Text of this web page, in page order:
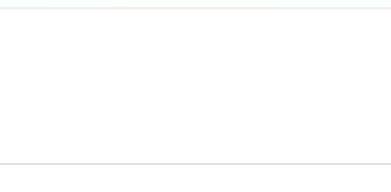
点を明確化
。